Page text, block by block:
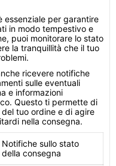
essenziale per garantire
in modo tempestivo e
puoi monitorare lo stato
la tranquillità che il tuo
ricevere notifiche
sulle eventuali
e informazioni
Questo ti permette di
tuo ordine e di agire
nella consegna.
Notifiche sullo stato
della consegna